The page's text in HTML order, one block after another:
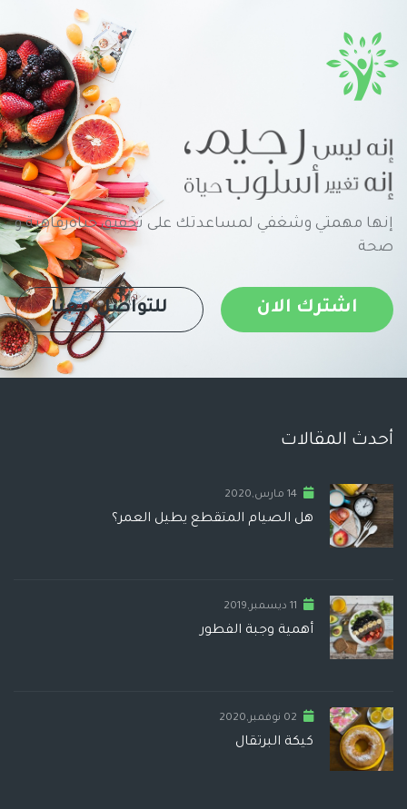
إنها مهمتي وشغفي لمساعدتك على تحقيق حياةرفاهية و
صحة
اشترك الان للتواصل معنا
أحدث المقالات
14 مارس,2020
هل الصيام المتقطع يطيل العمر؟
11 ديسمبر,2019
أهمية وجبة الفطور
02 نوفمبر,2020
كيكة البرتقال